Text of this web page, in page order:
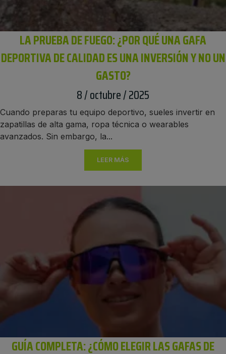
LA PRUEBA DE FUEGO: ¿POR QUÉ UNA GAFA
DEPORTIVA DE CALIDAD ES UNA INVERSIÓN Y NO UN
GASTO?
8 / octubre / 2025
Cuando preparas tu equipo deportivo, sueles invertir en
zapatillas de alta gama, ropa técnica o wearables
avanzados. Sin embargo, la...
LEER MÁS
GUÍA COMPLETA: ¿CÓMO ELEGIR LAS GAFAS DE